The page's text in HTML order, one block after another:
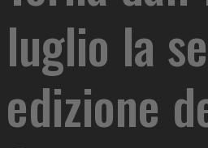
luglio la
edizione